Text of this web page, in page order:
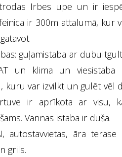
Irbes upe un ir
ir 300m attalumā, kur
guļamistaba ar
un klima un viesistaba
kuru var izvilkt un gulēt vēl
ir aprīkota ar visu,
Vannas istaba ir duša.
autostavvietas, āra terase
grils.